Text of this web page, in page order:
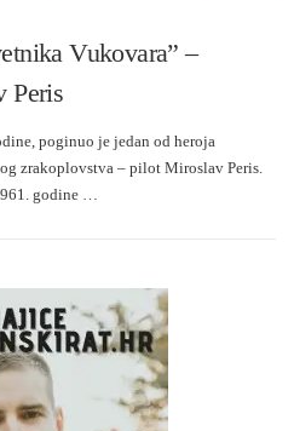
Vukovara” –
Peris
poginuo je jedan od heroja
zrakoplovstva – pilot Miroslav Peris.
godine …